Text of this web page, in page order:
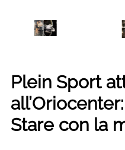
Plein Sport
Stare con la